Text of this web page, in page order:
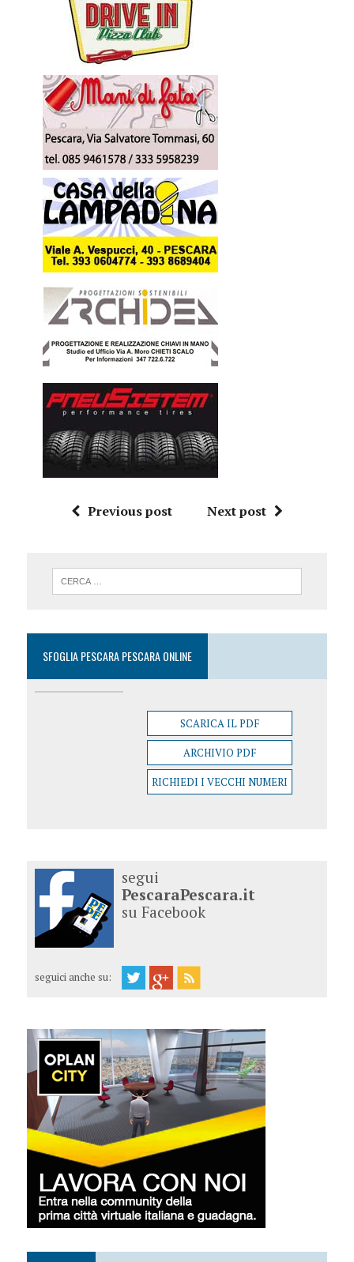
Previous post Next post
SFOGLIA PESCARA PESCARA ONLINE
SCARICA IL PDF
ARCHIVIO PDF
RICHIEDI I VECCHI NUMERI
segui
PescaraPescara.it
su Facebook
seguici anche su: